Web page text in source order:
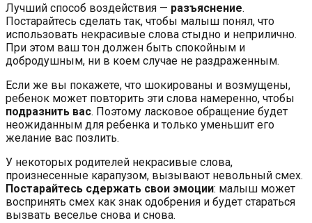
Лучший способ воздействия — разъяснение.
Постарайтесь сделать так, чтобы малыш понял, что
использовать некрасивые слова стыдно и неприлично.
При этом ваш тон должен быть спокойным и
добродушным, ни в коем случае не раздраженным.
Если же вы покажете, что шокированы и возмущены,
ребенок может повторить эти слова намеренно, чтобы
подразнить вас. Поэтому ласковое обращение будет
неожиданным для ребенка и только уменьшит его
желание вас позлить.
У некоторых родителей некрасивые слова,
произнесенные карапузом, вызывают невольный смех.
Постарайтесь сдержать свои эмоции: малыш может
воспринять смех как знак одобрения и будет стараться
вызвать веселье снова и снова.